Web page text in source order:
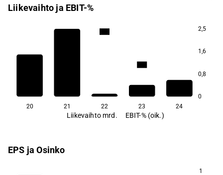
Liikevaihto ja EBIT-%
2,5
1,6
0,8
0
20 21 22 23 24
Liikevaihto mrd. EBIT-% (oik.)
EPS ja Osinko
1